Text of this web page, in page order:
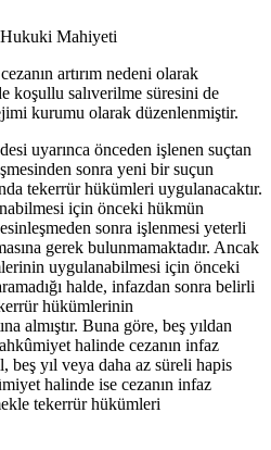
Mahiyeti
artırım nedeni olarak
koşullu salıverilme süresini de
kurumu olarak düzenlenmiştir.
uyarınca önceden işlenen suçtan
sonra yeni bir suçun
tekerrür hükümleri uygulanacaktır.
için önceki hükmün
sonra işlenmesi yeterli
gerek bulunmamaktadır. Ancak
uygulanabilmesi için önceki
halde, infazdan sonra belirli
hükümlerinin
almıştır. Buna göre, beş yıldan
halinde cezanın infaz
beş yıl veya daha az süreli hapis
halinde ise cezanın infaz
tekerrür hükümleri